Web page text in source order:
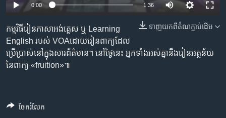
សម្ព័ន្ធ​
និង​
ចូល​
ទៅ​
កាន់​
Khmer English
បណ្តាញ​សង្គម
0:00 1:36
ទាញ​យក​ពី​តំណភ្ជាប់​ដើម
កម្មវិធីរៀនភាសាអង់គ្លេស ឬ Learning
English របស់ VOAដោយរៀនពាក្យដែល
ប្រើប្រាស់នៅក្នុងសារព័ត៌មាន។ នៅថ្ងៃនេះ អ្នកទាំងអស់គ្នានឹងរៀនអត្ថន័យ
នៃពាក្យ «fruition»៕
ចែករំលែក